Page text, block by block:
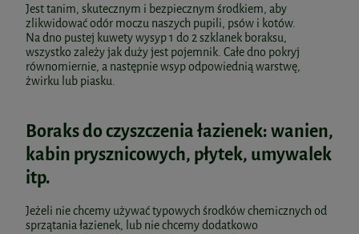
Jest tanim, skutecznym i bezpiecznym środkiem, aby
zlikwidować odór moczu naszych pupili, psów i kotów.
Na dno pustej kuwety wysyp 1 do 2 szklanek boraksu,
wszystko zależy jak duży jest pojemnik. Całe dno pokryj
równomiernie, a następnie wsyp odpowiednią warstwę,
żwirku lub piasku.
Boraks do czyszczenia łazienek: wanien,
kabin prysznicowych, płytek, umywalek
itp.
Jeżeli nie chcemy używać typowych środków chemicznych od
sprzątania łazienek, lub nie chcemy dodatkowo